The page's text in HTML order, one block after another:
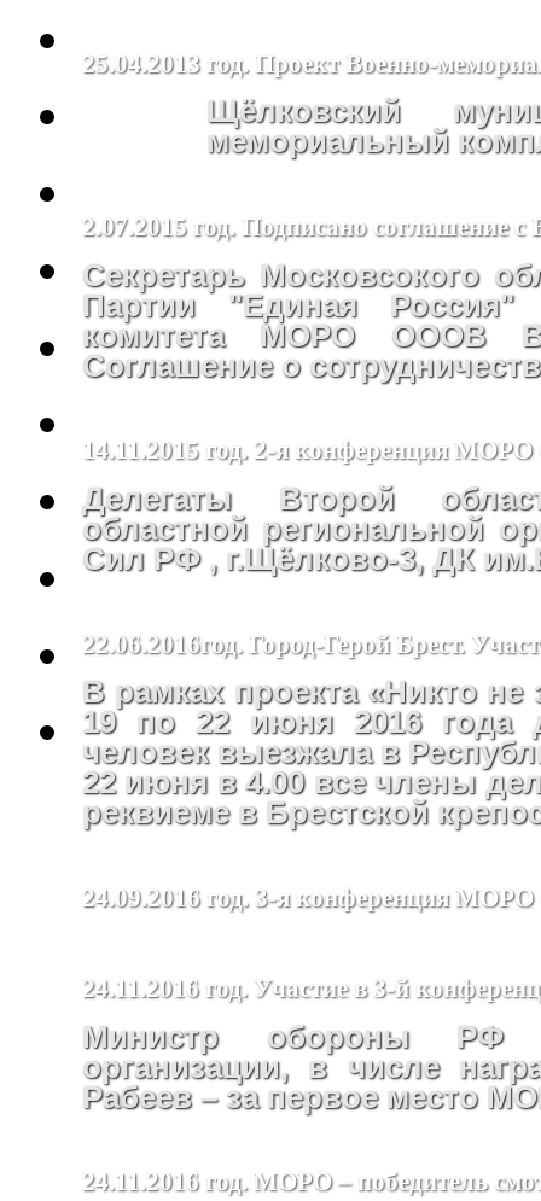
25.04.2013 год. Проект Военно-
Щёлковский
мемориальный
2.07.2015 год. Подписано соглашение с
Секретарь Московсокого
Партии "Единая
комитета МОРО ОООВ
Соглашение о
14.11.2015 год. 2-я конференция
Делегаты Второй
областной региональной
Сил РФ , г.Щёлково-3, ДК
22.06.2016год. Город-Герой Брест.
В рамках проекта «Никто
19 по 22 июня 2016 года
человек выезжала в
22 июня в 4.00 все члены
реквиеме в Брестской
24.09.2016 год. 3-я конференция
24.11.2016 год. Участие в 3-й
Министр обороны РФ
организации, в числе
Рабеев – за первое место
24.11.2016 год. МОРО – победитель